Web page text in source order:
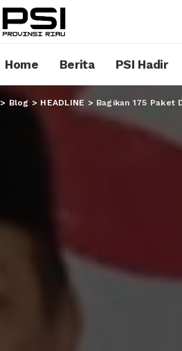
Home Berita PSI Hadir
> Blog > HEADLINE > Bagikan 175 Paket